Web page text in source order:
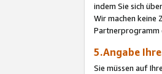
indem Sie sich
Wir machen keine
Partnerprogramm
5.Angabe
Sie müssen auf